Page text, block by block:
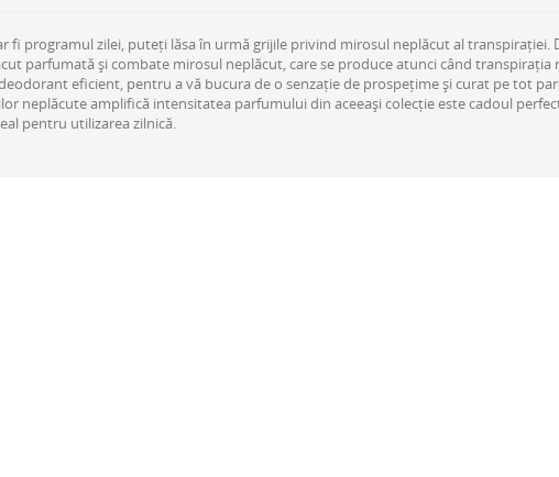
programul zilei, puteți lăsa în urmă grijile privind mirosul neplăcut al
parfumată și combate mirosul neplăcut, care se produce atunci când transpirația
eficient, pentru a vă bucura de o senzație de prospețime și curat pe tot
amplifică intensitatea parfumului din aceeași colecție este cadoul
pentru utilizarea zilnică.